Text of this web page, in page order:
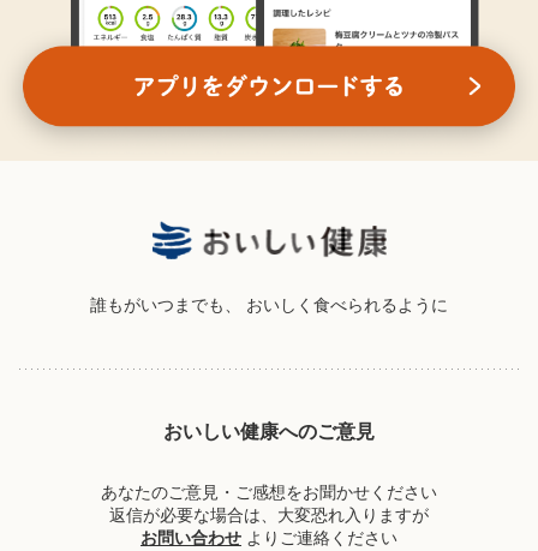
誰もがいつまでも、 おいしく食べられるように
おいしい健康へのご意見
あなたのご意見・ご感想をお聞かせください
返信が必要な場合は、大変恐れ入りますが
お問い合わせ よりご連絡ください